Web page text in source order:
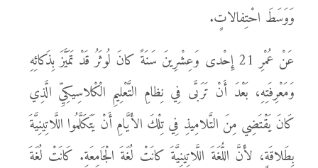
وَوَسَطَ احْتِفالاتٍ.
عَنْ عُمْرِ 21 إِحْدى وَعِشْرِينَ سَنَةً كانَ لُوثَرُ قَدْ تَمَيَّزَ بِذَكائِهِ
وَمَعْرِفَتِهِ، بَعْدَ أَنْ تَرَبَّى فِي نِظامِ التَّعْلِيمِ الْكْلاسِيكِيِّ الَّذِي
كَانَ يَقْتَضِي مِنَ التَّلامِيذِ فِي تِلْكَ الأَيَّامِ أَنْ يَتَكَلَّمُوا اللَّاتِينِيَّةَ
بِطَلاقَةٍ، لأَنَّ اللُّغَةَ اللَّاتِينِيَّةَ كانَتْ لُغَةَ الْجَامِعَةِ. كَانَتْ لُغَةَ